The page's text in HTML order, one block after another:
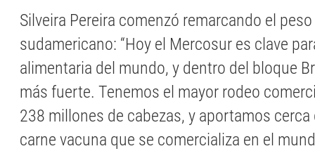
Silveira Pereira comenzó remarcando el
sudamericano: “Hoy el Mercosur es clave
alimentaria del mundo, y dentro del bloque
más fuerte. Tenemos el mayor rodeo
238 millones de cabezas, y aportamos cerca
carne vacuna que se comercializa en el